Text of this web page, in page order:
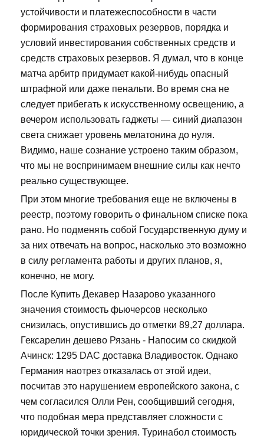
устойчивости и платежеспособности в части
формирования страховых резервов, порядка и
условий инвестирования собственных средств и
средств страховых резервов. Я думал, что в конце
матча арбитр придумает какой-нибудь опасный
штрафной или даже пенальти. Во время сна не
следует прибегать к искусственному освещению, а
вечером использовать гаджеты — синий диапазон
света снижает уровень мелатонина до нуля.
Видимо, наше сознание устроено таким образом,
что мы не воспринимаем внешние силы как нечто
реально существующее.
При этом многие требования еще не включены в
реестр, поэтому говорить о финальном списке пока
рано. Но подменять собой Государственную думу и
за них отвечать на вопрос, насколько это возможно
в силу регламента работы и других планов, я,
конечно, не могу.
После Купить Декавер Назарово указанного
значения стоимость фьючерсов несколько
снизилась, опустившись до отметки 89,27 доллара.
Гексарелин дешево Рязань - Напосим со скидкой
Ачинск: 1295 DAC доставка Владивосток. Однако
Германия наотрез отказалась от этой идеи,
посчитав это нарушением европейского закона, с
чем согласился Олли Рен, сообщивший сегодня,
что подобная мера представляет сложности с
юридической точки зрения. Туринабол стоимость